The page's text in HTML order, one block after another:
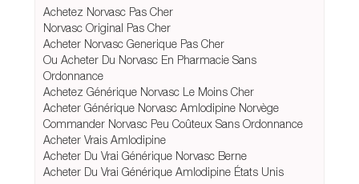
Achetez Norvasc Pas Cher
Norvasc Original Pas Cher
Acheter Norvasc Generique Pas Cher
Ou Acheter Du Norvasc En Pharmacie Sans
Ordonnance
Achetez Générique Norvasc Le Moins Cher
Acheter Générique Norvasc Amlodipine Norvège
Commander Norvasc Peu Coûteux Sans Ordonnance
Acheter Vrais Amlodipine
Acheter Du Vrai Générique Norvasc Berne
Acheter Du Vrai Générique Amlodipine États Unis